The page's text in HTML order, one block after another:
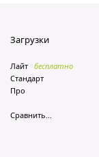
Загрузки
Лайт бесплатно
Стандарт
Про
Сравнить...